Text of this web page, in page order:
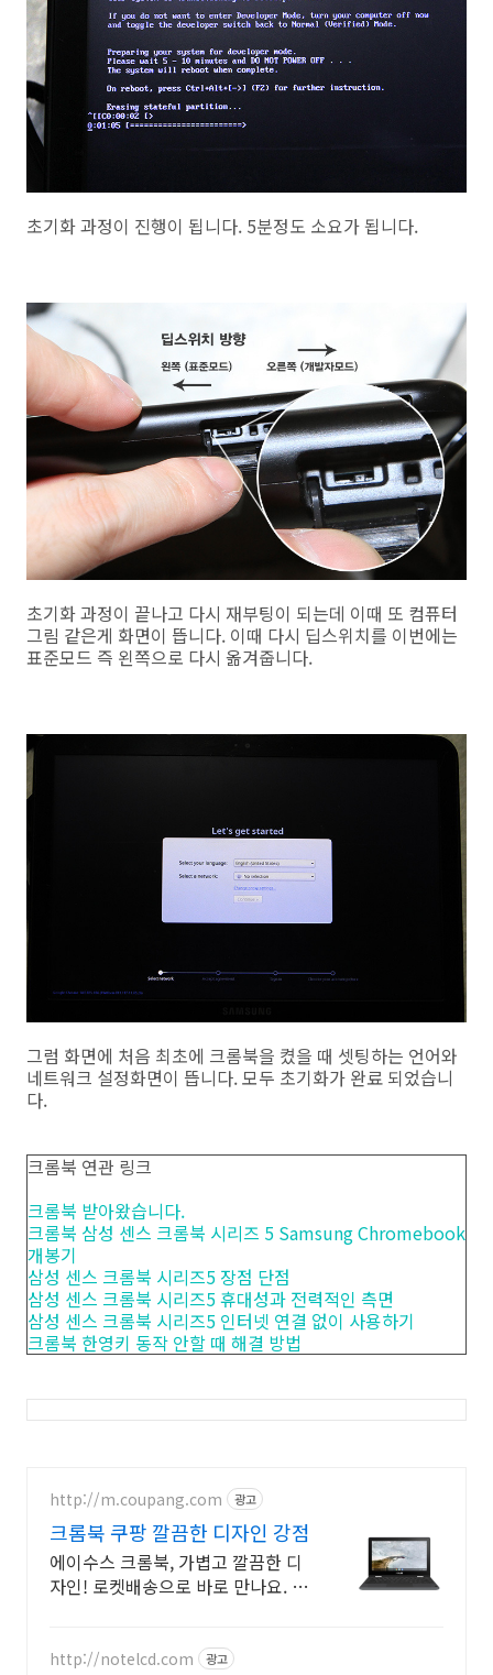
초기화 과정이 진행이 됩니다. 5분정도 소요가 됩니다.
초기화 과정이 끝나고 다시 재부팅이 되는데 이때 또 컴퓨터
그림 같은게 화면이 뜹니다. 이때 다시 딥스위치를 이번에는
표준모드 즉 왼쪽으로 다시 옮겨줍니다.
그럼 화면에 처음 최초에 크롬북을 켰을 때 셋팅하는 언어와
네트워크 설정화면이 뜹니다. 모두 초기화가 완료 되었습니
다.
크롬북 연관 링크
크롬북 받아왔습니다.
크롬북 삼성 센스 크롬북 시리즈 5 Samsung Chromebook
개봉기
삼성 센스 크롬북 시리즈5 장점 단점
삼성 센스 크롬북 시리즈5 휴대성과 전력적인 측면
삼성 센스 크롬북 시리즈5 인터넷 연결 없이 사용하기
크롬북 한영키 동작 안할 때 해결 방법
http://m.coupang.com 광고
크롬북 쿠팡 깔끔한 디자인 강점
에이수스 크롬북, 가볍고 깔끔한 디
자인! 로켓배송으로 바로 만나요. 용
http://notelcd.com 광고